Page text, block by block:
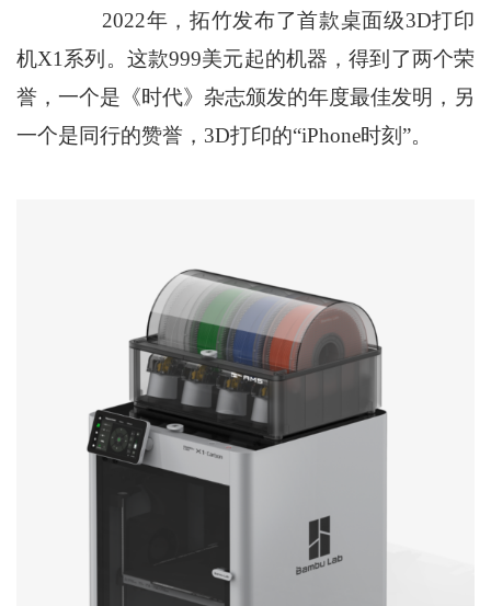
2022年，拓竹发布了首款桌面级3D打印
机X1系列。这款999美元起的机器，得到了两个荣
誉，一个是《时代》杂志颁发的年度最佳发明，另
一个是同行的赞誉，3D打印的“iPhone时刻”。